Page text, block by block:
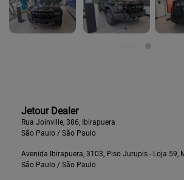
Jetour Dealer
Rua Joinville, 386, Ibirapuera
São Paulo / São Paulo
Avenida Ibirapuera, 3103, Piso Jurupis - Loja 59,
São Paulo / São Paulo